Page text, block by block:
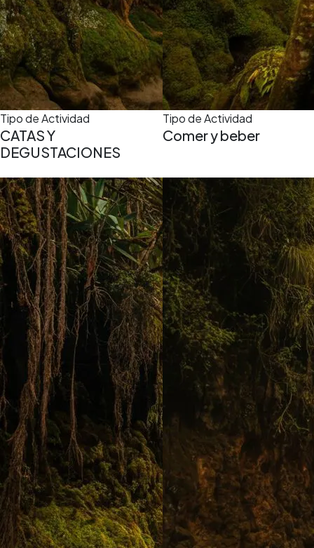
Tipo de Actividad
CATAS Y
DEGUSTACIONES
Tipo de Actividad
Comer y beber